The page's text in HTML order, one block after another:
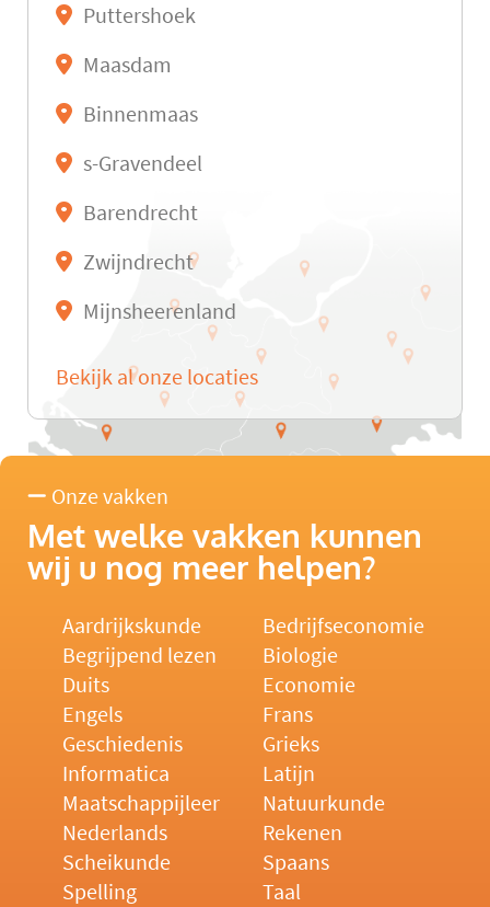
Puttershoek
Maasdam
Binnenmaas
s-Gravendeel
Barendrecht
Zwijndrecht
Mijnsheerenland
Bekijk al onze locaties
Onze vakken
Met welke vakken kunnen
wij u nog meer helpen?
Aardrijkskunde
Bedrijfseconomie
Begrijpend lezen
Biologie
Duits
Economie
Engels
Frans
Geschiedenis
Grieks
Informatica
Latijn
Maatschappijleer
Natuurkunde
Nederlands
Rekenen
Scheikunde
Spaans
Spelling
Taal